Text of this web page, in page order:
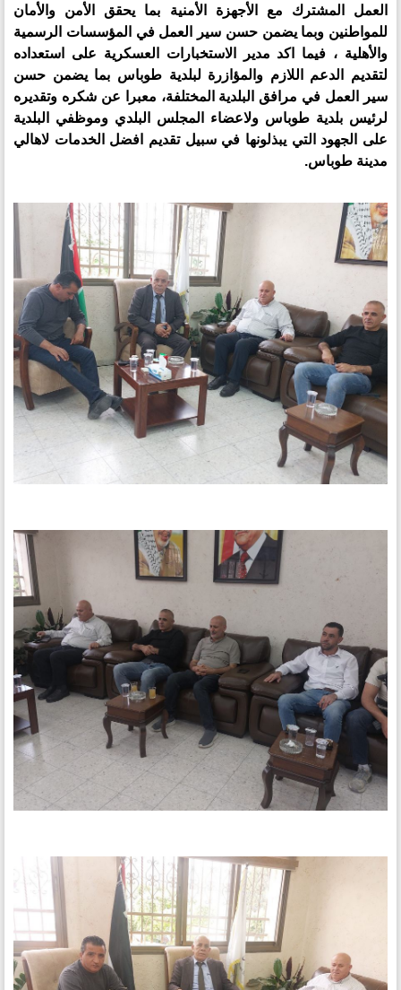
العمل المشترك مع الأجهزة الأمنية بما يحقق الأمن والأمان
للمواطنين وبما يضمن حسن سير العمل في المؤسسات الرسمية
والأهلية ، فيما اكد مدير الاستخبارات العسكرية على استعداده
لتقديم الدعم اللازم والمؤازرة لبلدية طوباس بما يضمن حسن
سير العمل في مرافق البلدية المختلفة، معبرا عن شكره وتقديره
لرئيس بلدية طوباس ولاعضاء المجلس البلدي وموظفي البلدية
على الجهود التي يبذلونها في سبيل تقديم افضل الخدمات لاهالي
مدينة طوباس.